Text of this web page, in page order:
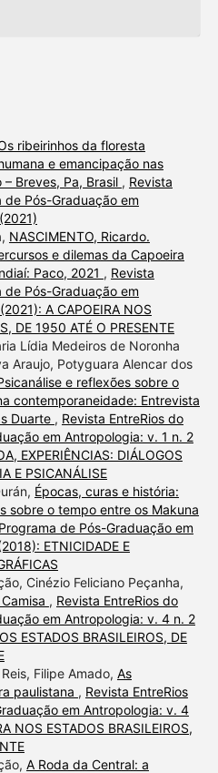
ribeirinhos da floresta
e emancipação nas
Breves, Pa, Brasil , Revista
de Pós-Graduação em
NASCIMENTO, Ricardo.
e dilemas da Capoeira
Paco, 2021 , Revista
de Pós-Graduação em
A CAPOEIRA NOS
DE 1950 ATÉ O PRESENTE
Lídia Medeiros de Noronha
Araujo, Potyguara Alencar dos
e reflexões sobre o
contemporaneidade: Entrevista
Duarte , Revista EntreRios do
em Antropologia: v. 1 n. 2
EXPERIÊNCIAS: DIÁLOGOS
E PSICANÁLISE
Épocas, curas e história:
sobre o tempo entre os Makuna
de Pós-Graduação em
ETNICIDADE E
Cinézio Feliciano Peçanha,
, Revista EntreRios do
em Antropologia: v. 4 n. 2
ESTADOS BRASILEIROS, DE
Filipe Amado, As
paulistana , Revista EntreRios
em Antropologia: v. 4
NOS ESTADOS BRASILEIROS,
A Roda da Central: a